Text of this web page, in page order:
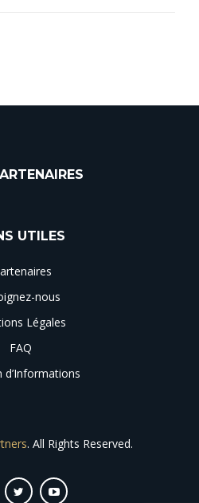
UTILES
nous
Légales
FAQ
d’Informations
. All Rights Reserved.